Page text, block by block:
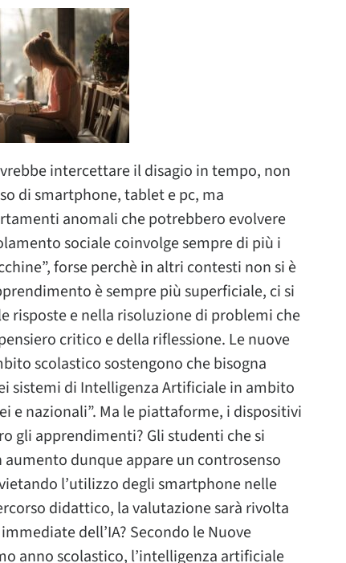
intercettare il disagio in tempo, non
di smartphone, tablet e pc, ma
anomali che potrebbero evolvere
sociale coinvolge sempre di più i
forse perchè in altri contesti non si è
è sempre più superficiale, ci si
risposte e nella risoluzione di problemi che
critico e della riflessione. Le nuove
scolastico sostengono che bisogna
sistemi di Intelligenza Artificiale in ambito
e nazionali”. Ma le piattaforme, i dispositivi
gli apprendimenti? Gli studenti che si
dunque appare un controsenso
l’utilizzo degli smartphone nelle
didattico, la valutazione sarà rivolta
dell’IA? Secondo le Nuove
anno scolastico, l’intelligenza artificiale